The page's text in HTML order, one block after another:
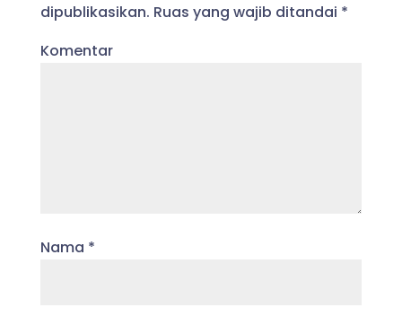
dipublikasikan. Ruas yang wajib ditandai *
Komentar
Nama *